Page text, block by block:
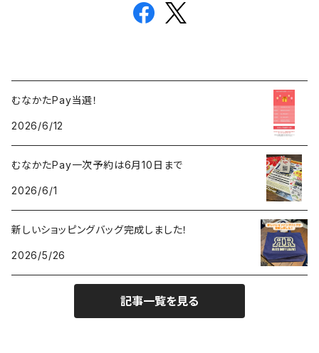
むなかたPay当選！
2026/6/12
むなかたPay一次予約は6月10日まで
2026/6/1
新しいショッピングバッグ完成しました！
2026/5/26
記事一覧を見る